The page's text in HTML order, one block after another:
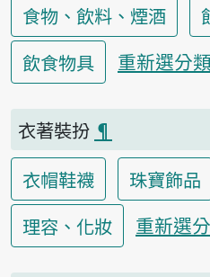
食物、飲料、煙酒
飲食物具
重新選分類
衣著裝扮 ¶
衣帽鞋襪
珠寶飾品
理容、化妝
重新選